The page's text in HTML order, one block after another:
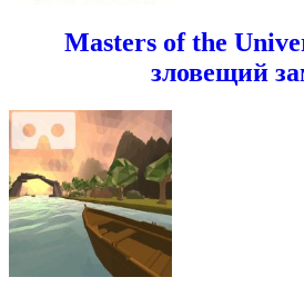
Masters of the
зловещий